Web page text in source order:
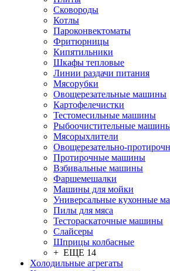
Сковороды
Котлы
Пароконвектоматы
Фритюрницы
Кипятильники
Шкафы тепловые
Линии раздачи питания
Мясорубки
Овощерезательные машины
Картофелечистки
Тестомесильные машины
Рыбоочистительные
Мясорыхлители
Овощерезательно-
Протирочные машины
Взбивальные машины
Фаршемешалки
Машины для мойки
Универсальные кухонные
Пилы для мяса
Тестораскаточные машины
Слайсеры
Шприцы колбасные
+ ЕЩЕ 14
Холодильные агрегаты